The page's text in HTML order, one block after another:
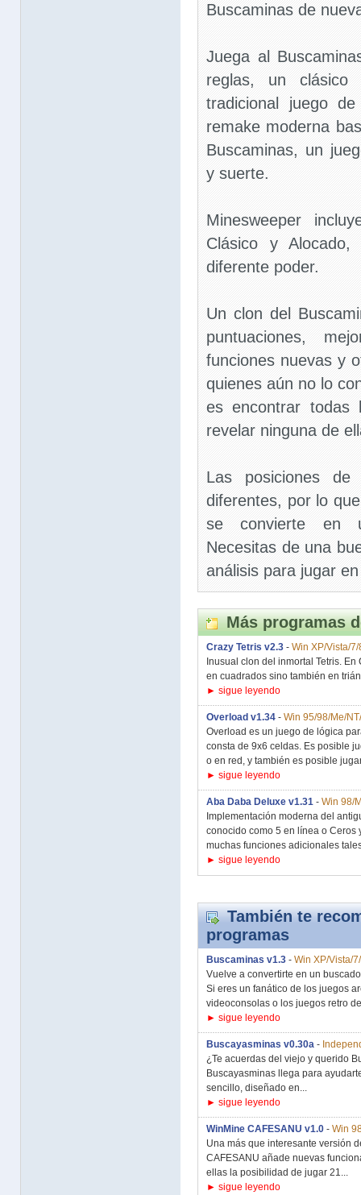
Buscaminas de
Juega al
reglas, un
tradicional juego
remake moderna
Buscaminas, un
y suerte.
Minesweeper
Clásico y
diferente poder.
Un clon del
puntuaciones,
funciones nuevas y
quienes aún no lo
es encontrar todas
revelar ninguna de
Las posiciones
diferentes, por lo
se convierte en
Necesitas de una
análisis para jugar
Más programas
Crazy Tetris v2.3 - Win XP/Vista/7/
Inusual clon del inmortal Tetris.
en cuadrados sino también en
► sigue leyendo
Overload v1.34 - Win 95/98/Me/
Overload es un juego de lógica
consta de 9x6 celdas. Es posible
o en red, y también es posible
► sigue leyendo
Aba Daba Deluxe v1.31 - Win 98/
Implementación moderna del
conocido como 5 en línea o Ceros
muchas funciones adicionales
► sigue leyendo
También te
programas
Buscaminas v1.3 - Win XP/Vista/
Vuelve a convertirte en un
Si eres un fanático de los juegos
videoconsolas o los juegos retro
► sigue leyendo
Buscayasminas v0.30a -
¿Te acuerdas del viejo y querido
Buscayasminas llega para
sencillo, diseñado en...
► sigue leyendo
WinMine CAFESANU v1.0 - Win
Una más que interesante versión
CAFESANU añade nuevas
ellas la posibilidad de jugar 21...
► sigue leyendo